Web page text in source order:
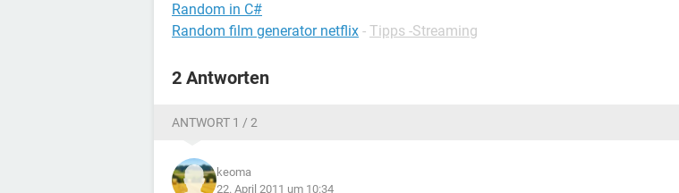
Random in C#
Random film generator netflix - Tipps -Streaming
2 Antworten
ANTWORT 1 / 2
keoma
22. April 2011 um 10:34